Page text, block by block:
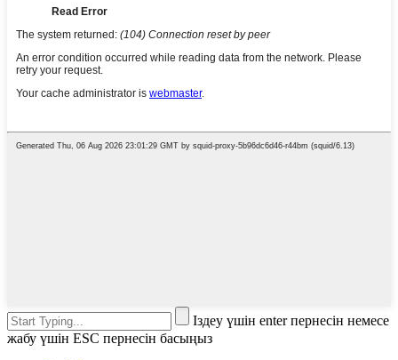
Іздеу үшін enter пернесін немесе
жабу үшін ESC пернесін басыңыз